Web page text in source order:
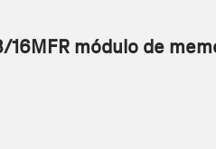
16MFR módulo de